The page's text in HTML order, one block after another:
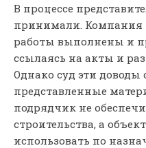
В процессе
принимали. Компания
работы выполнены и
ссылаясь на акты и
Однако суд эти доводы
представленные
подрядчик не
строительства, а
использовать по